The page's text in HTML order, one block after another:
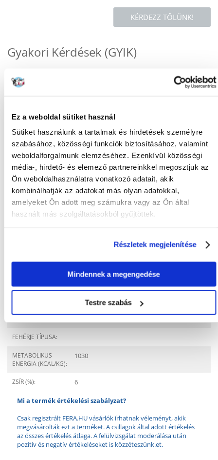
Ez a weboldal sütiket használ
Sütiket használunk a tartalmak és hirdetések személyre
szabásához, közösségi funkciók biztosításához, valamint
weboldalforgalmunk elemzéséhez. Ezenkívül közösségi
média-, hirdető- és elemező partnereinkkel megosztjuk az
Ön weboldalhasználatra vonatkozó adatait, akik
kombinálhatják az adatokat más olyan adatokkal,
amelyeket Ön adott meg számukra vagy az Ön által
használt más szolgáltatásokból gyűjtöttek.
Részletek megjelenítése
Mindennek a megengedése
Testre szabás
KÉRDEZZ TŐLÜNK!
Gyakori Kérdések (GYIK)
FAJTA: Eledel
Tulajdonságok
ÁLLAT MÉRETE: Univerzális
CSOMAG SÚLYA
(KG):
0.8
GYÁRTÓ: HAPPY DOG
FEHÉRJE TÍPUSA:
METABOLIKUS
ENERGIA (KCAL/KG):
1030
ZSÍR (%): 6
Mi a termék értékelési szabályzat?
Csak regisztrált FERA.HU vásárlók írhatnak véleményt, akik
megvásárolták ezt a terméket. A csillagok által adott értékelés
az összes értékelés átlaga. A felülvizsgálat moderálása után
pozitív és negatív értékeléseket is közzéteszünk.et.